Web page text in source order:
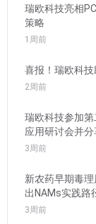
瑞欧科技亮相
策略
1周前
喜报！瑞欧科
2周前
瑞欧科技参加第
应用研讨会并
3周前
新农药早期毒
出NAMs实践路
3周前